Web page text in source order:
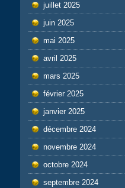
juillet 2025
juin 2025
mai 2025
avril 2025
mars 2025
février 2025
janvier 2025
décembre 2024
novembre 2024
octobre 2024
septembre 2024